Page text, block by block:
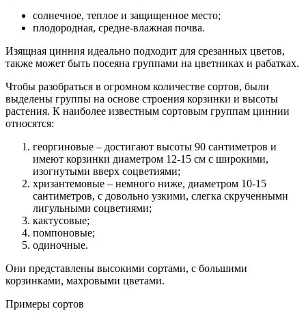
солнечное, теплое и защищенное место;
плодородная, средне-влажная почва.
Изящная цинния идеально подходит для срезанных цветов,
также может быть посеяна группами на цветниках и рабатках.
Чтобы разобраться в огромном количестве сортов, были
выделены группы на основе строения корзинки и высоты
растения. К наиболее известным сортовым группам циннии
относятся:
георгиновые – достигают высоты 90 сантиметров и
имеют корзинки диаметром 12-15 см с широкими,
изогнутыми вверх соцветиями;
хризантемовые – немного ниже, диаметром 10-15
сантиметров, с довольно узкими, слегка скрученными
лигульными соцветиями;
кактусовые;
помпоновые;
одиночные.
Они представлены высокими сортами, с большими
корзинками, махровыми цветами.
Примеры сортов